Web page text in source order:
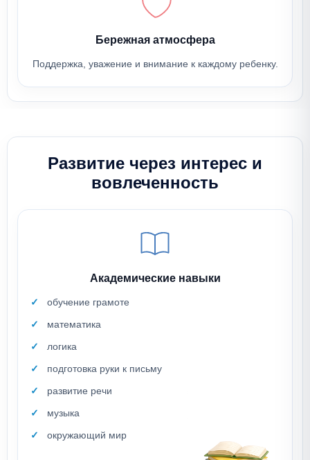
Бережная атмосфера
Поддержка, уважение и внимание к каждому ребенку.
Развитие через интерес и
вовлеченность
Академические навыки
обучение грамоте
математика
логика
подготовка руки к письму
развитие речи
музыка
окружающий мир